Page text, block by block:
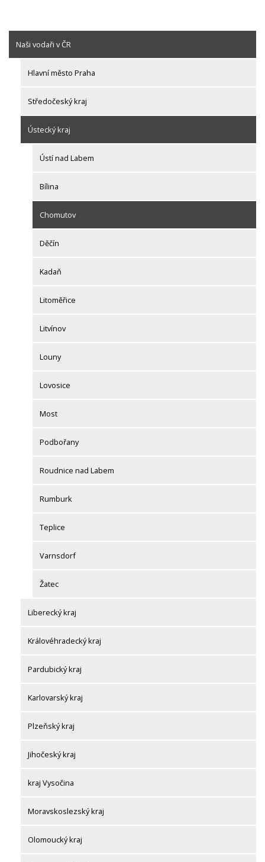
Naši vodaři v ČR
Hlavní město Praha
Středočeský kraj
Ústecký kraj
Ústí nad Labem
Bílina
Chomutov
Děčín
Kadaň
Litoměřice
Litvínov
Louny
Lovosice
Most
Podbořany
Roudnice nad Labem
Rumburk
Teplice
Varnsdorf
Žatec
Liberecký kraj
Královéhradecký kraj
Pardubický kraj
Karlovarský kraj
Plzeňský kraj
Jihočeský kraj
kraj Vysočina
Moravskoslezský kraj
Olomoucký kraj